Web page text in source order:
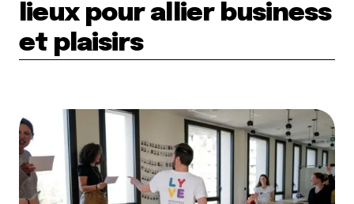
lieux pour allier business
et plaisirs